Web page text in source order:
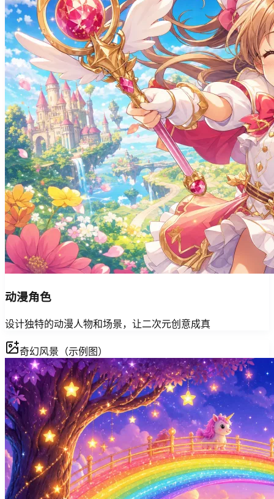
动漫角色
设计独特的动漫人物和场景，让二次元创意成真
奇幻风景（示例图）